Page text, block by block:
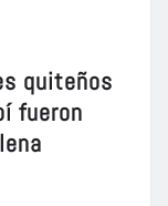
quiteños
fueron